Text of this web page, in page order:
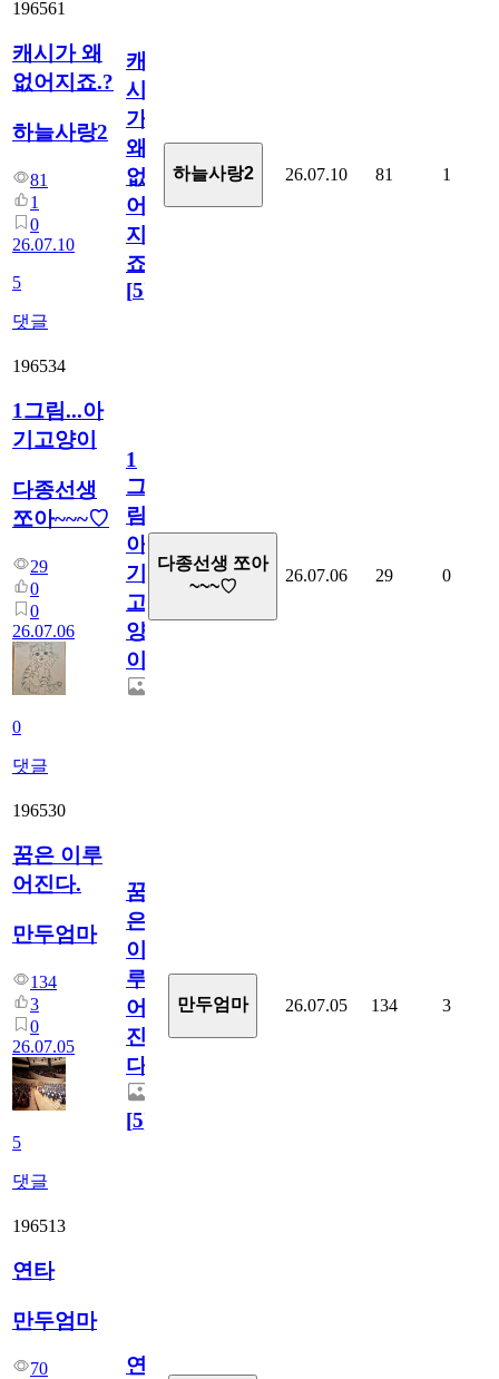
196561
캐시가 왜
없어지죠.?
하늘사랑2
81
1
0
26.07.10
5
댓글
캐
시
가
왜
없
어
지
죠.?
[5]
하늘사랑2 26.07.10 81 1
196534
1그림...아
기고양이
다종선생
쪼아~~~♡
29
0
0
26.07.06
0
댓글
1
그
림...
아
기
고
양
이
다종선생 쪼아
~~~♡
26.07.06 29 0
196530
꿈은 이루
어진다.
만두엄마
134
3
0
26.07.05
5
댓글
꿈
은
이
루
어
진
다.
[5]
만두엄마 26.07.05 134 3
196513
연타
만두엄마
70
연